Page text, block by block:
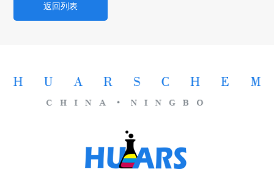
返回列表